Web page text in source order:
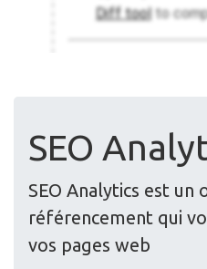
SEO
SEO Analytics est un
référencement qui
vos pages web